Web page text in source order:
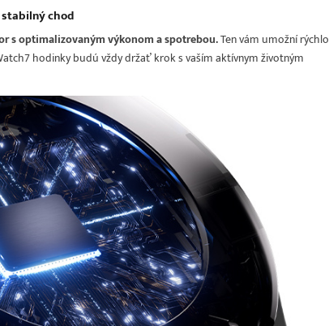
chod
s optimalizovaným výkonom a spotrebou.Ten vám umožní rýchlo
hodinky budú vždy držať krok s vaším aktívnym životným